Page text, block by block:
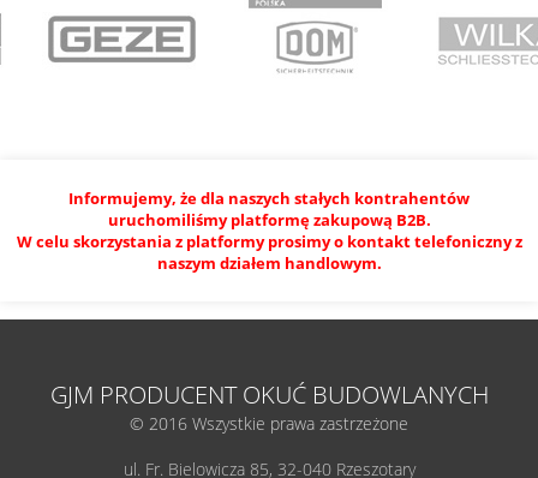
Informujemy, że dla naszych stałych kontrahentów
uruchomiliśmy platformę zakupową B2B.
W celu skorzystania z platformy prosimy o kontakt telefoniczny z
naszym działem handlowym.
GJM PRODUCENT OKUĆ BUDOWLANYCH
© 2016 Wszystkie prawa zastrzeżone
ul. Fr. Bielowicza 85, 32-040 Rzeszotary